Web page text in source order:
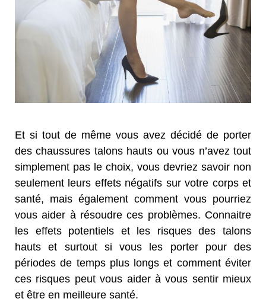
Et si tout de même vous avez décidé de porter
des chaussures talons hauts ou vous n’avez tout
simplement pas le choix, vous devriez savoir non
seulement leurs effets négatifs sur votre corps et
santé, mais également comment vous pourriez
vous aider à résoudre ces problèmes. Connaitre
les effets potentiels et les risques des talons
hauts et surtout si vous les porter pour des
périodes de temps plus longs et comment éviter
ces risques peut vous aider à vous sentir mieux
et être en meilleure santé.